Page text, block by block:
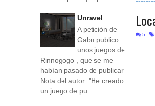
5
Unravel
A petición de
Gabu publico
unos juegos de
Rinnogogo , que se me
habían pasado de publicar.
Nota del autor: "He creado
un juego de pu...